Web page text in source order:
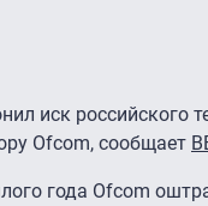
иск российского
Ofcom, сообщает
года Ofcom